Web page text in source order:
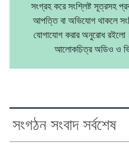
সংগ্রহ করে সংশ্লিষ্ট সূত্রসহ
আপত্তি বা অভিযোগ থাকলে
যোগাযোগ করার অনুরোধ
আলোকচিত্র অডিও ও
সংগঠন সংবাদ সর্বশেষ